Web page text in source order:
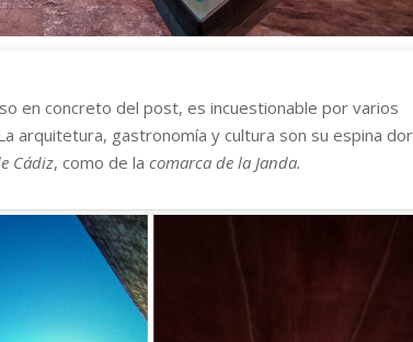
en concreto del post, es incuestionable por varios
arquitetura, gastronomía y cultura son su espina
Cádiz, como de lacomarca de la Janda.